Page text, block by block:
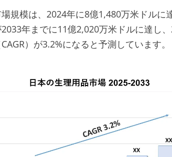
規模は、2024年に8億1,480万米ドルに
年までに11億2,020万米ドルに達し
）が3.2%になると予測しています。